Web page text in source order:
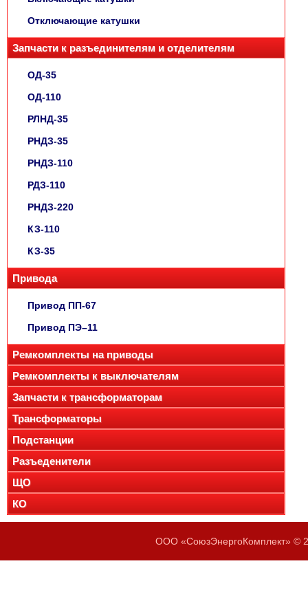
Отключающие катушки
Запчасти к разъединителям и отделителям
ОД-35
ОД-110
РЛНД-35
РНДЗ-35
РНДЗ-110
РДЗ-110
РНДЗ-220
КЗ-110
КЗ-35
Привода
Привод ПП-67
Привод ПЭ–11
Ремкомплекты на приводы
Ремкомплекты к выключателям
Запчасти к трансформаторам
Трансформаторы
Подстанции
Разъеденители
ЩО
КО
ООО «СоюзЭнергоКомплект» ©